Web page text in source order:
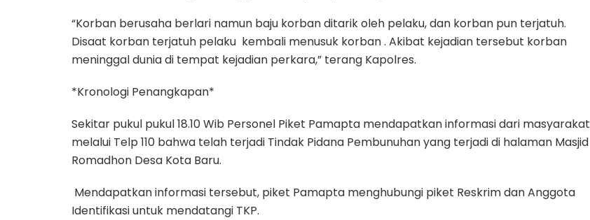
“Korban berusaha berlari namun baju korban ditarik oleh pelaku, dan korban pun terjatuh.
Disaat korban terjatuh pelaku kembali menusuk korban . Akibat kejadian tersebut korban
meninggal dunia di tempat kejadian perkara,” terang Kapolres.
*Kronologi Penangkapan*
Sekitar pukul pukul 18.10 Wib Personel Piket Pamapta mendapatkan informasi dari masyarakat
melalui Telp 110 bahwa telah terjadi Tindak Pidana Pembunuhan yang terjadi di halaman Masjid
Romadhon Desa Kota Baru.
Mendapatkan informasi tersebut, piket Pamapta menghubungi piket Reskrim dan Anggota
Identifikasi untuk mendatangi TKP.